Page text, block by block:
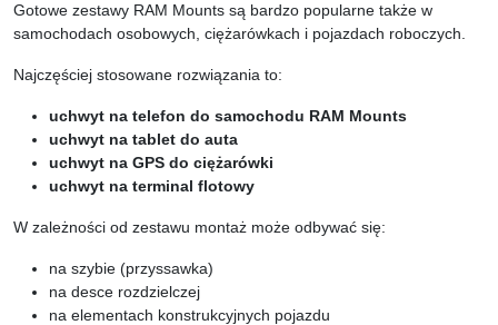
Gotowe zestawy RAM Mounts są bardzo popularne także w
samochodach osobowych, ciężarówkach i pojazdach roboczych.
Najczęściej stosowane rozwiązania to:
uchwyt na telefon do samochodu RAM Mounts
uchwyt na tablet do auta
uchwyt na GPS do ciężarówki
uchwyt na terminal flotowy
W zależności od zestawu montaż może odbywać się:
na szybie (przyssawka)
na desce rozdzielczej
na elementach konstrukcyjnych pojazdu